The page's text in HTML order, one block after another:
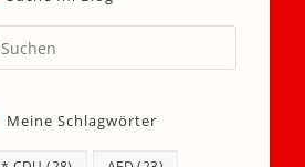
Escape
Meine Schlagwörter